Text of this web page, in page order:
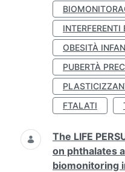
INTERFERENTI
OBESITÀ
PUBERTÀ
FTALATI
The LIFE
on phthalates
biomonitoring